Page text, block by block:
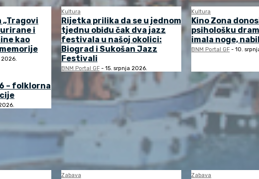
„Tragovi
i
kao
2026.
Kultura
Rijetka prilika da se u jednom
tjednu obiđu čak dva jazz
festivala u našoj okolici:
Biograd i Sukošan Jazz
Festivali
BNM Portal GF - 15. srpnja 2026.
Kultura
Kino Zona
psihološku
imala noge,
BNM Portal GF - 10.
– folklorna
Zabava Zabava